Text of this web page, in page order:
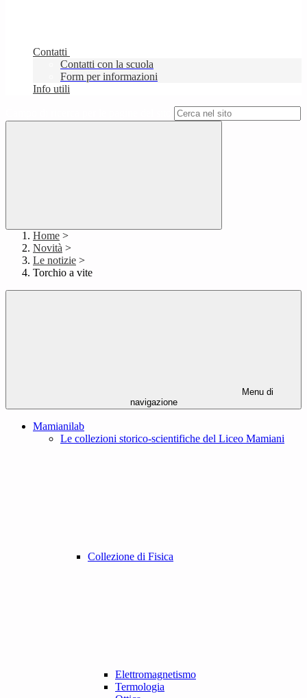
Contatti
Contatti con la scuola
Form per informazioni
Info utili
Home >
Novità >
Le notizie >
Torchio a vite
Menu di
navigazione
Mamianilab
Le collezioni storico-scientifiche del Liceo Mamiani
Collezione di Fisica
Elettromagnetismo
Termologia